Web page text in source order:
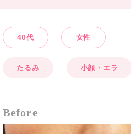
40代 女性
たるみ 小顔・エラ
Before